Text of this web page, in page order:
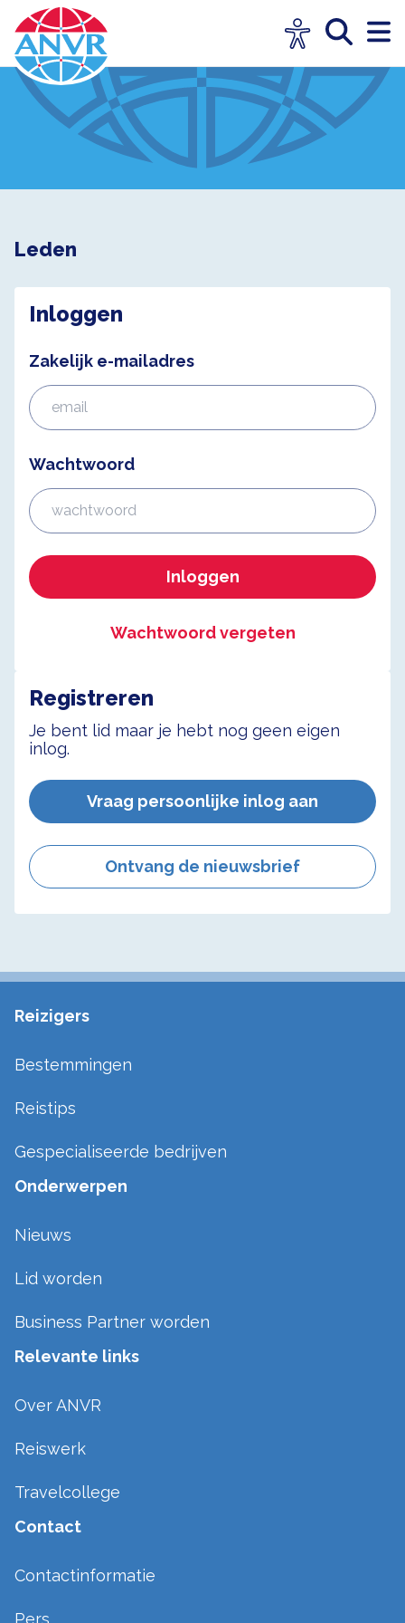
Leden
Inloggen
Zakelijk e-mailadres
Wachtwoord
Inloggen
Wachtwoord vergeten
Registreren
Je bent lid maar je hebt nog geen eigen
inlog.
Vraag persoonlijke inlog aan
Ontvang de nieuwsbrief
Reizigers
Bestemmingen
Reistips
Gespecialiseerde bedrijven
Onderwerpen
Nieuws
Lid worden
Business Partner worden
Relevante links
Over ANVR
Reiswerk
Travelcollege
Contact
Contactinformatie
Pers